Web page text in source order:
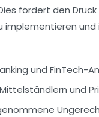
fördert den
implementieren und
und FinTech-
und